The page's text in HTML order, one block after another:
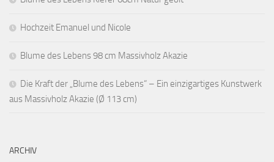
Hochzeit Emanuel und Nicole
Blume des Lebens 98 cm Massivholz Akazie
Die Kraft der „Blume des Lebens“ – Ein einzigartiges Kunstwerk
aus Massivholz Akazie (Ø 113 cm)
ARCHIV